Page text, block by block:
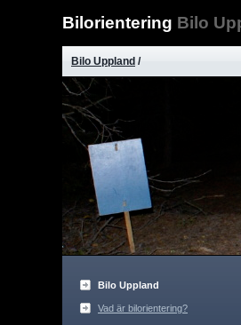
Bilorientering Bilo
Bilo Uppland /
Bilo Uppland
Vad är bilorientering?